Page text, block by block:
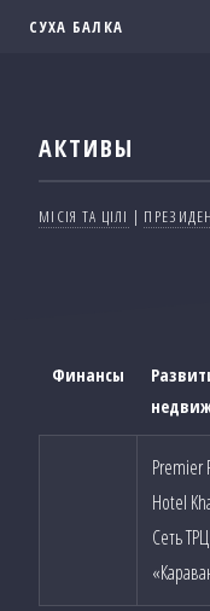
СУХА БАЛКА
АКТИВЫ
МІСІЯ ТА ЦІЛІ |
Финансы
Premier
Hotel
Сеть ТРЦ